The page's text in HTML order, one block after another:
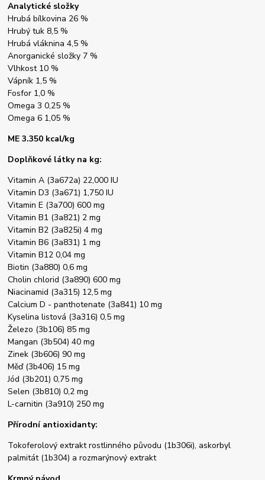
Analytické složky
Hrubá bílkovina 26 %
Hrubý tuk 8,5 %
Hrubá vláknina 4,5 %
Anorganické složky 7 %
Vlhkost 10 %
Vápník 1,5 %
Fosfor 1,0 %
Omega 3 0,25 %
Omega 6 1,05 %
ME 3.350 kcal/kg
Doplňkové látky na kg:
Vitamin A (3a672a) 22,000 IU
Vitamin D3 (3a671) 1,750 IU
Vitamin E (3a700) 600 mg
Vitamin B1 (3a821) 2 mg
Vitamin B2 (3a825i) 4 mg
Vitamin B6 (3a831) 1 mg
Vitamin B12 0,04 mg
Biotin (3a880) 0,6 mg
Cholin chlorid (3a890) 600 mg
Niacinamid (3a315) 12,5 mg
Calcium D - panthotenate (3a841) 10 mg
Kyselina listová (3a316) 0,5 mg
Železo (3b106) 85 mg
Mangan (3b504) 40 mg
Zinek (3b606) 90 mg
Měď (3b406) 15 mg
Jód (3b201) 0,75 mg
Selen (3b810) 0,2 mg
L-carnitin (3a910) 250 mg
Přírodní antioxidanty:
Tokoferolový extrakt rostlinného původu (1b306i), askorbyl
palmitát (1b304) a rozmarýnový extrakt